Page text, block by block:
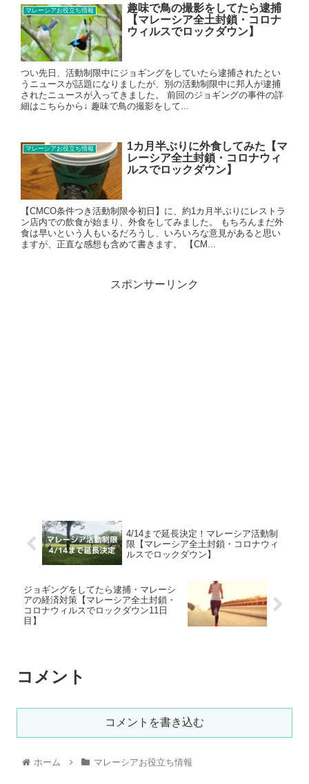
マレーシアお役立ち情報
趣味で鳥の撮影をしてたら逮捕
【マレーシア全土封鎖・コロナ
ウィルスでロックダウン】
つい先日、活動制限中にジョギングをしていたら逮捕されたとい
うニュースが話題になりましたが、別の活動制限中に邦人が逮捕
されたニュースが入ってきました。 前回のジョギングの事件の詳
細はこちらから↓ 趣味で鳥の撮影をして...
マレーシアお役立ち情報
1カ月半ぶりに外食してみた【マ
レーシア全土封鎖・コロナウィ
ルスでロックダウン】
【CMCO条件つき活動制限令初日】に、約1カ月半ぶりにレストラ
ン店内での飲食が始まり、外食をしてみました。 もちろんまだ外
食は早いという人もいるだろうし、いろいろな意見があると思い
ますが、正直な感想も含めて書きます。 【CM...
スポンサーリンク
4/14まで延長決定！マレーシア活動制
限【マレーシア全土封鎖・コロナウィ
ルスでロックダウン】
ジョギングをしてたら逮捕・マレーシ
アの経済対策【マレーシア全土封鎖・
コロナウィルスでロックダウン11日
目】
コメント
コメントを書き込む
ホーム マレーシアお役立ち情報